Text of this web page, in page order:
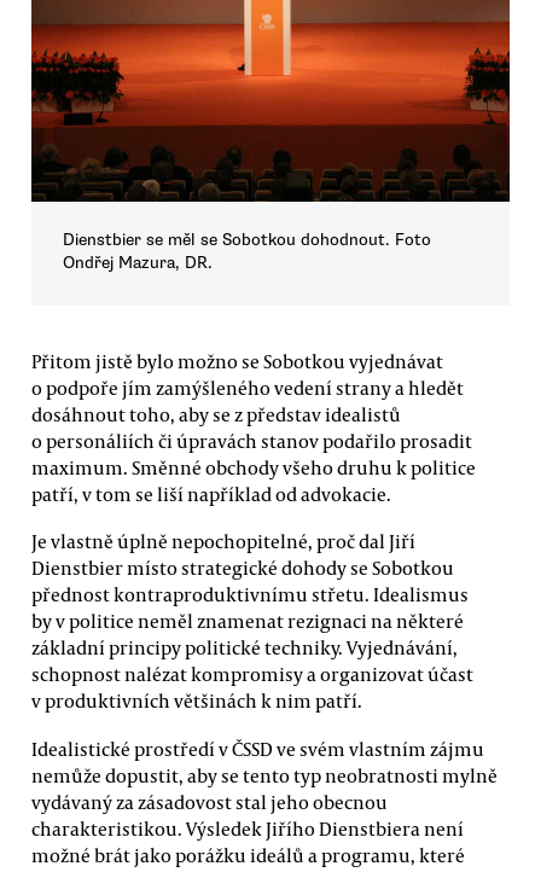
Dienstbier se měl se Sobotkou dohodnout. Foto
Ondřej Mazura, DR.
Přitom jistě bylo možno se Sobotkou vyjednávat
o podpoře jím zamýšleného vedení strany a hledět
dosáhnout toho, aby se z představ idealistů
o personáliích či úpravách stanov podařilo prosadit
maximum. Směnné obchody všeho druhu k politice
patří, v tom se liší například od advokacie.
Je vlastně úplně nepochopitelné, proč dal Jiří
Dienstbier místo strategické dohody se Sobotkou
přednost kontraproduktivnímu střetu. Idealismus
by v politice neměl znamenat rezignaci na některé
základní principy politické techniky. Vyjednávání,
schopnost nalézat kompromisy a organizovat účast
v produktivních většinách k nim patří.
Idealistické prostředí v ČSSD ve svém vlastním zájmu
nemůže dopustit, aby se tento typ neobratnosti mylně
vydávaný za zásadovost stal jeho obecnou
charakteristikou. Výsledek Jiřího Dienstbiera není
možné brát jako porážku ideálů a programu, které